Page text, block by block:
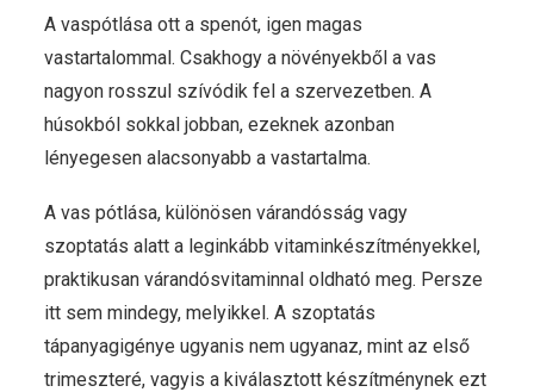
A vaspótlása ott a spenót, igen magas
vastartalommal. Csakhogy a növényekből a vas
nagyon rosszul szívódik fel a szervezetben. A
húsokból sokkal jobban, ezeknek azonban
lényegesen alacsonyabb a vastartalma.
A vas pótlása, különösen várandósság vagy
szoptatás alatt a leginkább vitaminkészítményekkel,
praktikusan várandósvitaminnal oldható meg. Persze
itt sem mindegy, melyikkel. A szoptatás
tápanyagigénye ugyanis nem ugyanaz, mint az első
trimeszteré, vagyis a kiválasztott készítménynek ezt